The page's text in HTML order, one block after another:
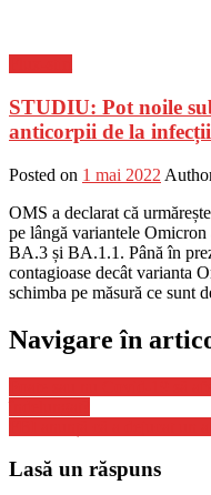
STUDIU: Pot noile
anticorpii de la
Posted on 1 mai 2022
OMS a declarat că
pe lângă variantele
BA.3 și BA.1.1. Până în
contagioase decât varianta
schimba pe măsură ce sunt
Navigare în
Lasă un răspuns